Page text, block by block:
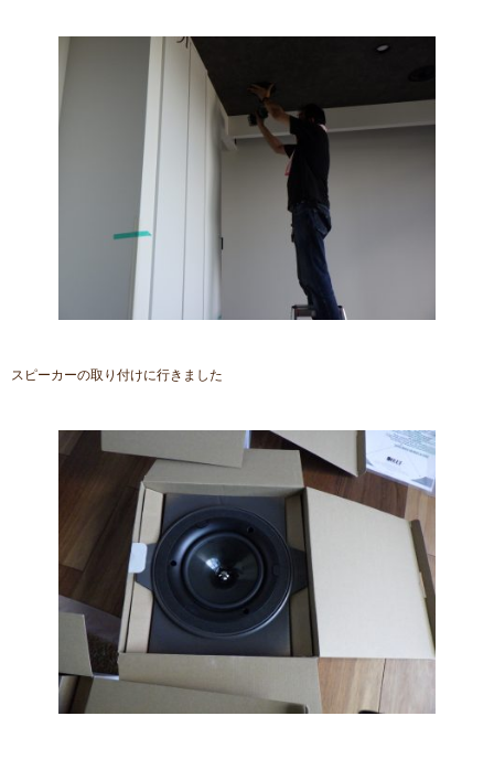
スピーカーの取り付けに行きました